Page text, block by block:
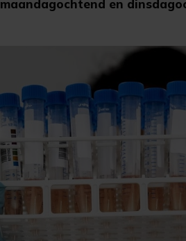
maandagochtend en